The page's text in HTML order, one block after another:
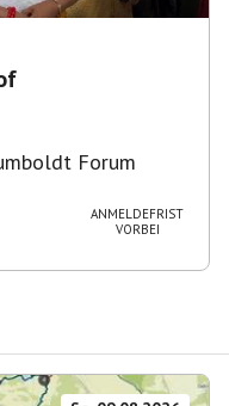
Forum
ANMELDEFRIST
VORBEI